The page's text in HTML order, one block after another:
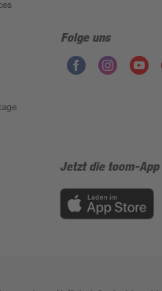
Folge uns
Jetzt die toom-